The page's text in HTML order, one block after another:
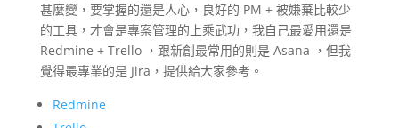
甚麼變，要掌握的還是人心，良好的 PM + 被嫌棄比較少
的工具，才會是專案管理的上乘武功，我自己最愛用還是
Redmine + Trello ，跟新創最常用的則是 Asana ，但我
覺得最專業的是 Jira，提供給大家參考。
Redmine